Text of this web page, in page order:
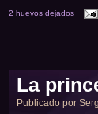
2 huevos dejados
La
Publicado por